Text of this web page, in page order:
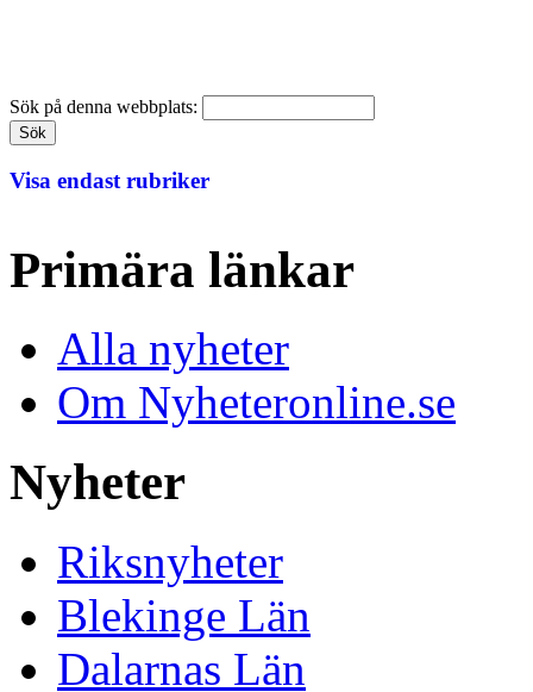
Sök på denna webbplats:
Visa endast rubriker
Primära länkar
Alla nyheter
Om Nyheteronline.se
Nyheter
Riksnyheter
Blekinge Län
Dalarnas Län